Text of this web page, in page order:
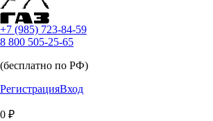
+7 (985) 723-84-59
8 800 505-25-65
(бесплатно по РФ)
РегистрацияВход
0 ₽